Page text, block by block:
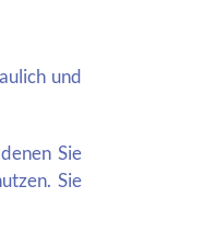
und
Sie
Sie